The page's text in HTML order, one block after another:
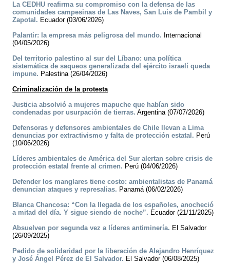
La CEDHU reafirma su compromiso con la defensa de las
comunidades campesinas de Las Naves, San Luis de Pambil y
Zapotal. Ecuador (03/06/2026)
Palantir: la empresa más peligrosa del mundo. Internacional
(04/05/2026)
Del territorio palestino al sur del Líbano: una política
sistemática de saqueos generalizada del ejército israelí queda
impune. Palestina (26/04/2026)
Criminalización de la protesta
Justicia absolvió a mujeres mapuche que habían sido
condenadas por usurpación de tierras. Argentina (07/07/2026)
Defensoras y defensores ambientales de Chile llevan a Lima
denuncias por extractivismo y falta de protección estatal. Perú
(10/06/2026)
Líderes ambientales de América del Sur alertan sobre crisis de
protección estatal frente al crimen. Perú (04/06/2026)
Defender los manglares tiene costo: ambientalistas de Panamá
denuncian ataques y represalias. Panamá (06/02/2026)
Blanca Chancosa: “Con la llegada de los españoles, anocheció
a mitad del día. Y sigue siendo de noche”. Ecuador (21/11/2025)
Absuelven por segunda vez a líderes antiminería. El Salvador
(26/09/2025)
Pedido de solidaridad por la liberación de Alejandro Henríquez
y José Ángel Pérez de El Salvador. El Salvador (06/08/2025)